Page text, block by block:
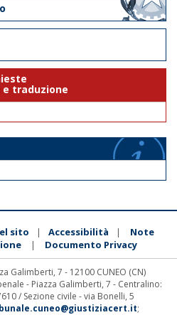
e traduzione
sito | Accessibilità |
Note
| Documento Privacy
Galimberti, 7 - 12100 CUNEO (CN)
- Piazza Galimberti, 7 - Centralino:
/ Sezione civile - via Bonelli, 5
;